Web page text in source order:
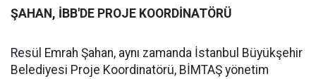
ŞAHAN, İBB'DE PROJE KOORDİNATÖRÜ
Resül Emrah Şahan, aynı zamanda İstanbul Büyükşehir
Belediyesi Proje Koordinatörü, BİMTAŞ yönetim